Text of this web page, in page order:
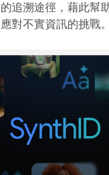
追溯途徑，藉此幫
對不實資訊的挑戰。